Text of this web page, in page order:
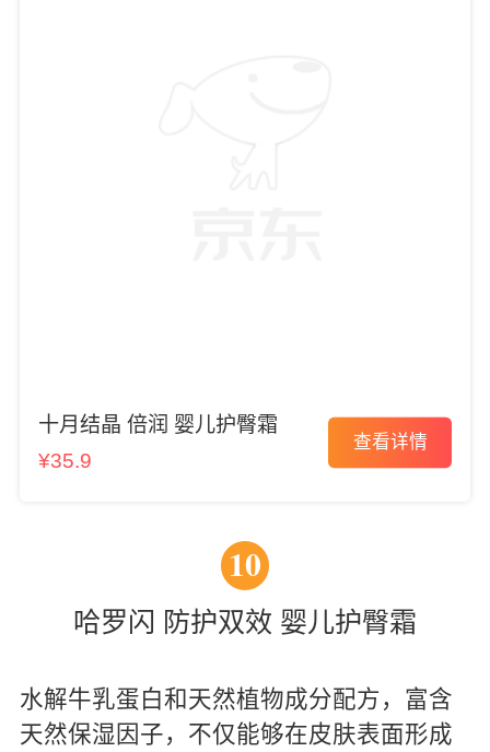
十月结晶 倍润 婴儿护臀霜
¥35.9
查看详情
10
哈罗闪 防护双效 婴儿护臀霜
水解牛乳蛋白和天然植物成分配方，富含
天然保湿因子，不仅能够在皮肤表面形成